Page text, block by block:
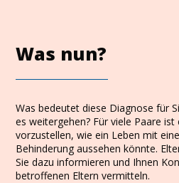
Was nun?
Was bedeutet diese Diagnose für
es weitergehen? Für viele Paare ist
vorzustellen, wie ein Leben mit
Behinderung aussehen könnte.
Sie dazu informieren und Ihnen
betroffenen Eltern vermitteln.